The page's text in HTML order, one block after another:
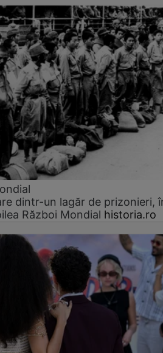
dintr-un lagăr de prizonieri,
Război Mondial historia.ro